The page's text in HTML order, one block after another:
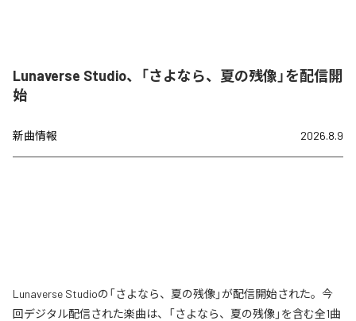
Lunaverse Studio、「さよなら、夏の残像」を配信開
始
新曲情報 2026.8.9
Lunaverse Studioの「さよなら、夏の残像」が配信開始された。今
回デジタル配信された楽曲は、「さよなら、夏の残像」を含む全1曲